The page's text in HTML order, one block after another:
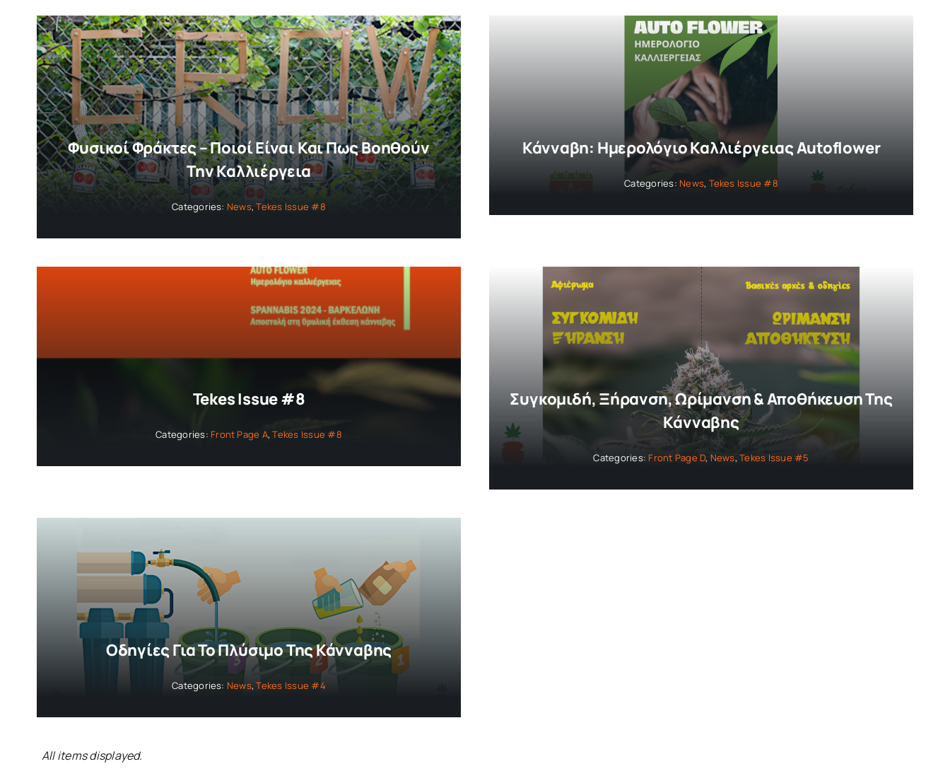
Φυσικοί Φράκτες – Ποιοί Είναι Και Πως Βοηθούν
Την Καλλιέργεια
Categories: News,Tekes Issue #8
Κάνναβη: Ημερολόγιο Καλλιέργειας Autoflower
Categories:News, Tekes Issue #8
Tekes Issue #8
Categories: Front Page A,Tekes Issue #8
Συγκομιδή, Ξήρανση, Ωρίμανση & Αποθήκευση Της
Κάνναβης
Categories: Front Page D, News,Tekes Issue #5
Οδηγίες Για Το Πλύσιμο Της Κάνναβης
Categories: News,Tekes Issue #4